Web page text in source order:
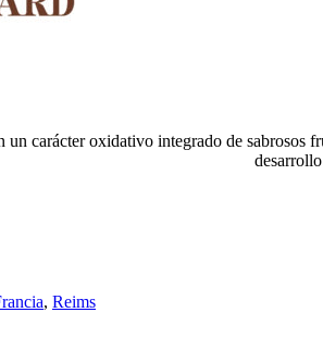
carácter oxidativo integrado de sabrosos
, Reims